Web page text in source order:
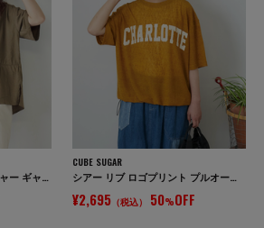
レーヨン × ナイロン ワッシャー ギャザー プルオーバー ブラウス
CUBE SUGAR
シアー リブ ロゴプリント プルオーバー Tシャツ
¥2,695（税込） 50%OFF